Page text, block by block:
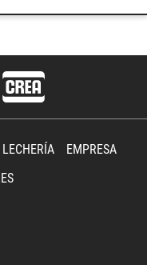
LECHERÍA
EMPRESA